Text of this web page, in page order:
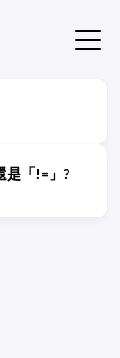
是「!=」?